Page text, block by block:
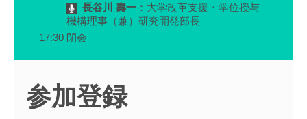
長谷川 壽一 ：大学改革支援・学位授与
機構理事（兼）研究開発部長
17:30 閉会
参加登録